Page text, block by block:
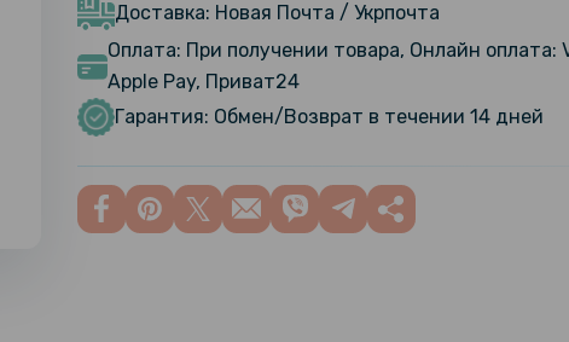
Доставка: Новая Почта / Укрпочта
Оплата: При получении товара, Онлайн оплата:
Apple Pay, Приват24
Гарантия: Обмен/Возврат в течении 14 дней